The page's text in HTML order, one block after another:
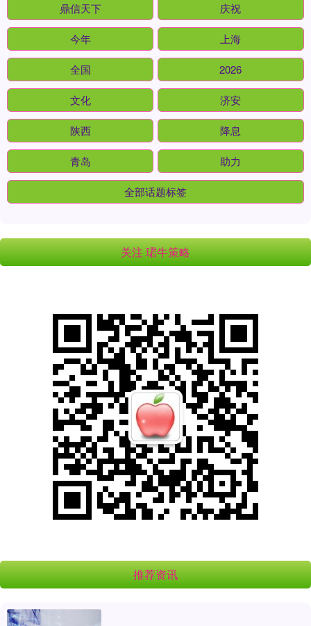
鼎信天下 庆祝
今年 上海
全国 2026
文化 济安
陕西 降息
青岛 助力
全部话题标签
关注 珺牛策略
推荐资讯